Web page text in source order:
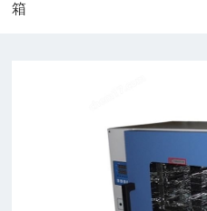
箱